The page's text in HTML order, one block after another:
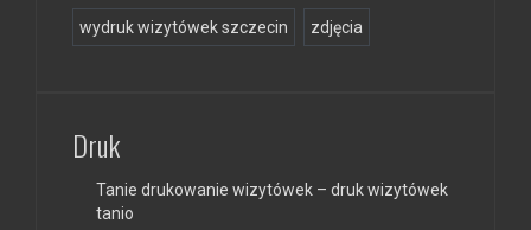
wydruk wizytówek szczecin zdjęcia
Druk
Tanie drukowanie wizytówek – druk wizytówek
tanio